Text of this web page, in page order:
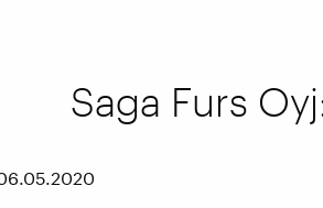
Saga Furs